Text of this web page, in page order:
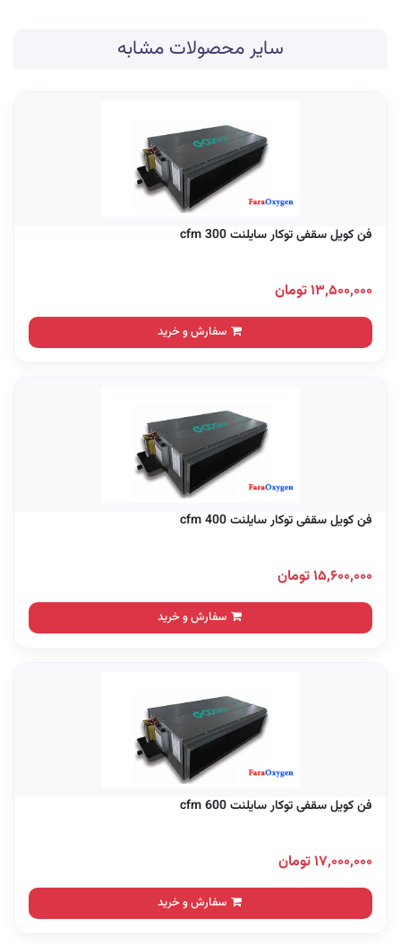
سایر محصولات مشابه
فن کویل سقفی توکار سایلنت 300 cfm
۱۳,۵۰۰,۰۰۰ تومان
سفارش و خرید
فن کویل سقفی توکار سایلنت 400 cfm
۱۵,۶۰۰,۰۰۰ تومان
سفارش و خرید
فن کویل سقفی توکار سایلنت 600 cfm
۱۷,۰۰۰,۰۰۰ تومان
سفارش و خرید